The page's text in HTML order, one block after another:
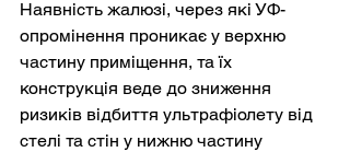
Наявність жалюзі, через які УФ-
опромінення проникає у верхню
частину приміщення, та їх
конструкція веде до зниження
ризиків відбиття ультрафіолету від
стелі та стін у нижню частину